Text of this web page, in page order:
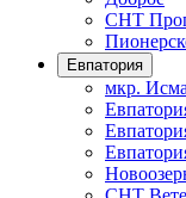
СНТ
Евпатория
мкр.